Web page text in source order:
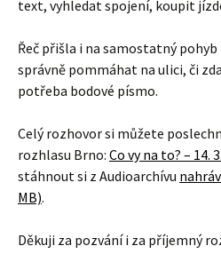
potřeba bodové písmo.
Celý rozhovor si můžete
rozhlasu Brno:Co vy na to? – 14.
stáhnout si z Audioarchívu
Děkuji za pozvání i za příjemný
v této oblasti považuji za velmi
technologií pro zrakově
v této oblasti nabízí, bohužel